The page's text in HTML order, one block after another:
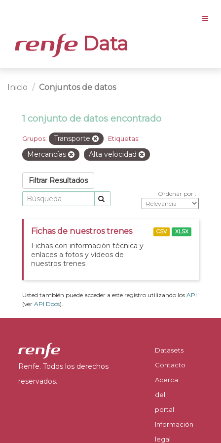
Data
Inicio Conjuntos de datos
1 conjunto de datos encontrado
Grupos: Transporte Etiquetas:
Mercancías Alta velocidad
Filtrar Resultados
Ordenar por
Fichas de nuestros trenes
Fichas con información técnica y
enlaces a fotos y vídeos de
nuestros trenes
CSV XLSX
Usted también puede acceder a este registro utilizando los API
(ver API Docs).
Renfe. Todos los derechos
reservados.
Datasets
Contacto
Acerca
del
portal
Información
legal